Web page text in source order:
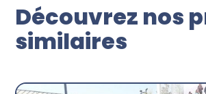
Découvrez nos
similaires